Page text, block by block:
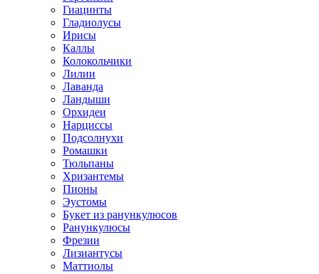
Гиацинты
Гладиолусы
Ирисы
Каллы
Колокольчики
Лилии
Лаванда
Ландыши
Орхидеи
Нарциссы
Подсолнухи
Ромашки
Тюльпаны
Хризантемы
Пионы
Эустомы
Букет из ранункулюсов
Ранункулюсы
Фрезии
Лизиантусы
Маттиолы